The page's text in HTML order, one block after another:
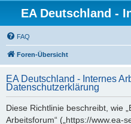
EA Deutschland -
FAQ
Foren-Übersicht
EA Deutschland - Internes
Datenschutzerklärung
Diese Richtlinie beschreibt, wie
Arbeitsforum“ („https://www.ea-